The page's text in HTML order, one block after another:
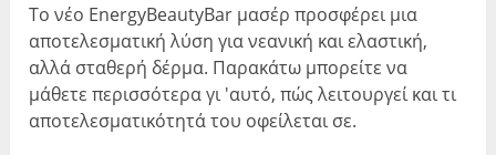
Το νέο EnergyBeautyBar μασέρ προσφέρει μια
αποτελεσματική λύση για νεανική και ελαστική,
αλλά σταθερή δέρμα. Παρακάτω μπορείτε να
μάθετε περισσότερα γι 'αυτό, πώς λειτουργεί και τι
αποτελεσματικότητά του οφείλεται σε.